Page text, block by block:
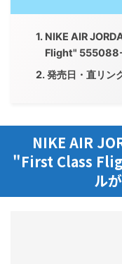
NIKE AIR
Flight" 555088-
発売日・直リン
NIKE AIR
"First Class
ル